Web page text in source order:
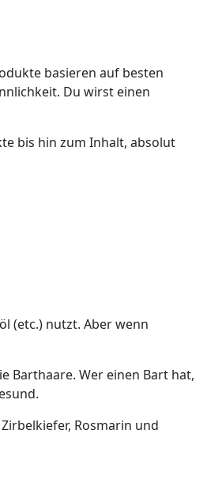
basieren auf besten
Du wirst einen
bis hin zum Inhalt, absolut
(etc.) nutzt. Aber wenn
Barthaare. Wer einen Bart hat,
Rosmarin und